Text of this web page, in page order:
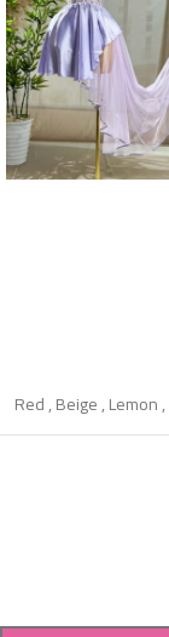
Red,Beige,Lemon,